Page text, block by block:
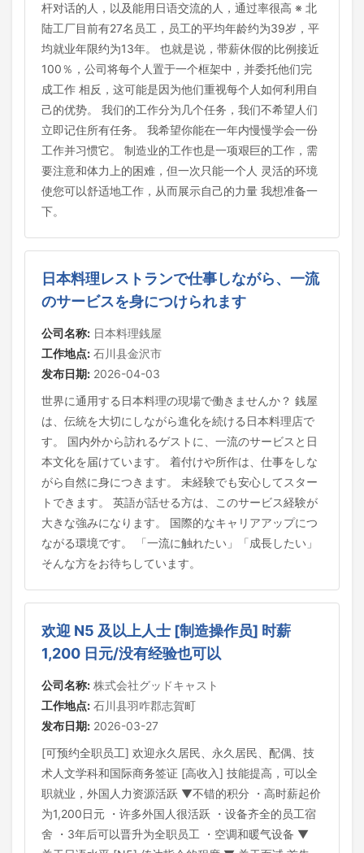
杆对话的人，以及能用日语交流的人，通过率很高 ※ 北
陆工厂目前有27名员工，员工的平均年龄约为39岁，平
均就业年限约为13年。 也就是说，带薪休假的比例接近
100％，公司将每个人置于一个框架中，并委托他们完
成工作 相反，这可能是因为他们重视每个人如何利用自
己的优势。 我们的工作分为几个任务，我们不希望人们
立即记住所有任务。 我希望你能在一年内慢慢学会一份
工作并习惯它。 制造业的工作也是一项艰巨的工作，需
要注意和体力上的困难，但一次只能一个人 灵活的环境
使您可以舒适地工作，从而展示自己的力量 我想准备一
下。
日本料理レストランで仕事しながら、一流
のサービスを身につけられます
公司名称: 日本料理銭屋
工作地点: 石川县金沢市
发布日期: 2026-04-03
世界に通用する日本料理の現場で働きませんか？ 銭屋
は、伝統を大切にしながら進化を続ける日本料理店で
す。 国内外から訪れるゲストに、一流のサービスと日
本文化を届けています。 着付けや所作は、仕事をしな
がら自然に身につきます。 未経験でも安心してスター
トできます。 英語が話せる方は、このサービス経験が
大きな強みになります。 国際的なキャリアアップにつ
ながる環境です。 「一流に触れたい」「成長したい」
そんな方をお待ちしています。
欢迎 N5 及以上人士 [制造操作员] 时薪
1,200 日元/没有经验也可以
公司名称: 株式会社グッドキャスト
工作地点: 石川县羽咋郡志賀町
发布日期: 2026-03-27
[可预约全职员工] 欢迎永久居民、永久居民、配偶、技
术人文学科和国际商务签证 [高收入] 技能提高，可以全
职就业，外国人力资源活跃 ▼不错的积分 ・高时薪起价
为1,200日元 ・许多外国人很活跃 ・设备齐全的员工宿
舍 ・3年后可以晋升为全职员工 ・空调和暖气设备 ▼